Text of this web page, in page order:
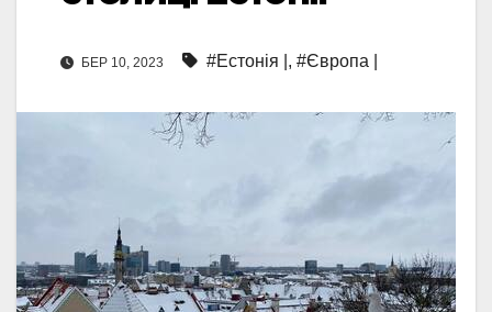
БЕР 10, 2023 #Естонія | , #Європа |